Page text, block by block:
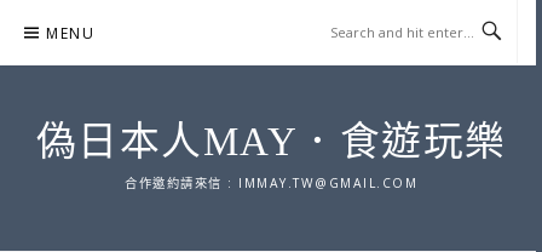
content
MENU
偽日本人MAY．食遊玩樂
合作邀約請來信 : IMMAY.TW@GMAIL.COM